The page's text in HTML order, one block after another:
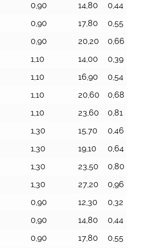
0,90 14,80 0,44
0,90 17,80 0,55
0,90 20,20 0,66
1,10 14,00 0,39
1,10 16,90 0,54
1,10 20,60 0,68
1,10 23,60 0,81
1,30 15,70 0,46
1,30 19,10 0,64
1,30 23,50 0,80
1,30 27,20 0,96
0,90 12,30 0,32
0,90 14,80 0,44
0,90 17,80 0,55